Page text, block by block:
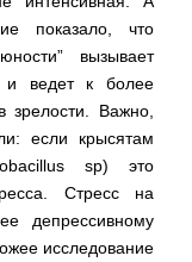
показало, что
вызывает
и ведет к более
зрелости. Важно,
если крысятам
sp) это
Стресс на
депрессивному
исследование